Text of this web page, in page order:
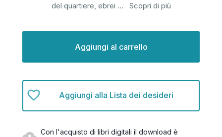
del quartiere, ebrei ... Scopri di più
Aggiungi alla Lista dei desideri
Con l'acquisto di libri digitali il download è